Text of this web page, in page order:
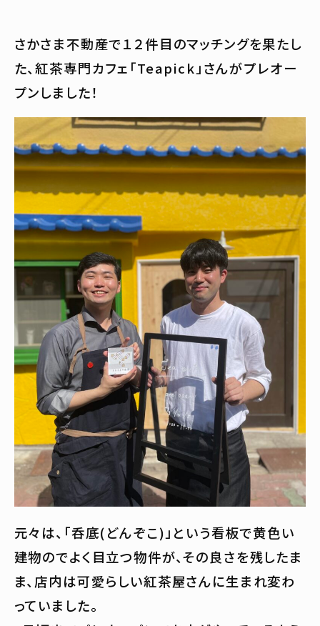
さかさま不動産で１２件目のマッチングを果たし
た、紅茶専門カフェ「Teapick」さんがプレオー
プンしました！
元々は、「呑底(どんぞこ)」という看板で黄色い
建物のでよく目立つ物件が、その良さを残したま
ま、店内は可愛らしい紅茶屋さんに生まれ変わ
っていました。